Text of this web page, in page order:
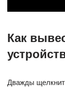
Как
Дважды